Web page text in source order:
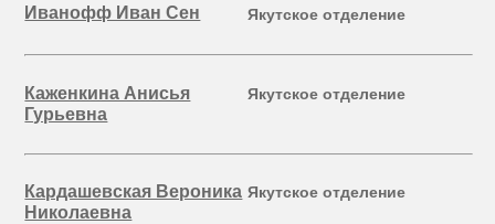
Иванофф Иван Сен Якутское отделение
Каженкина Анисья
Гурьевна
Якутское отделение
Кардашевская Вероника
Николаевна
Якутское отделение